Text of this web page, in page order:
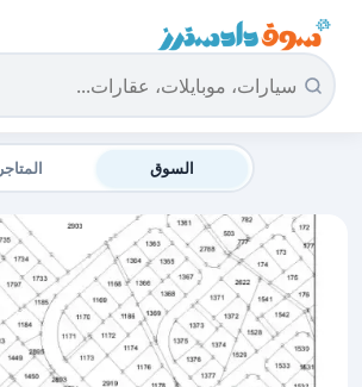
سوق دادسترز الرئيسية
السوق المتاجر